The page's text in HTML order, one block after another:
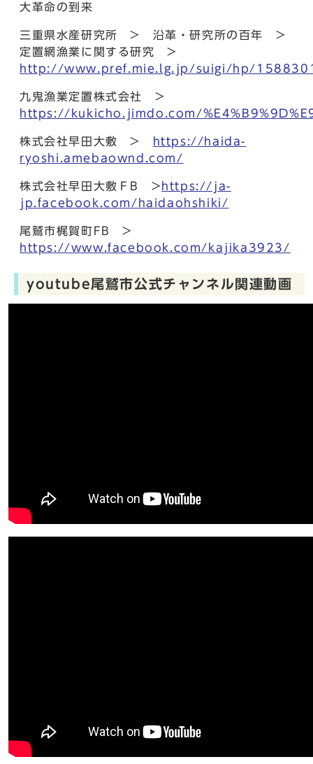
大革命の到来
三重県水産研究所 > 沿革・研究所の百年 >
定置網漁業に関する研究 >
http://www.pref.mie.lg.jp/suigi/hp/
九鬼漁業定置株式会社 >
https://kukicho.jimdo.com/
株式会社早田大敷 >
https://haida-
ryoshi.amebaownd.com/
株式会社早田大敷ＦB >https://ja-
jp.facebook.com/haidaohshiki/
尾鷲市梶賀町FB >
https://www.facebook.com/kajika3923/
youtube尾鷲市公式チャンネル関連動画